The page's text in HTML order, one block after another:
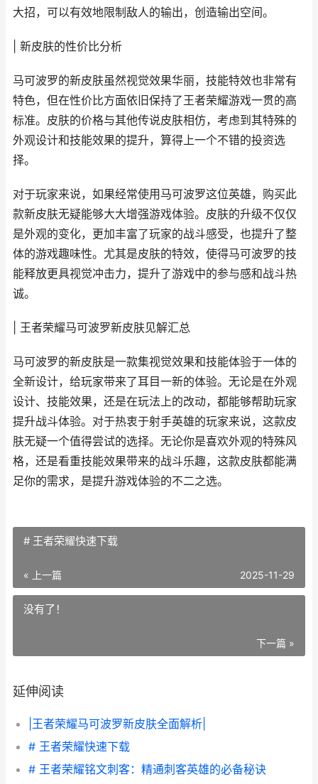
大招，可以有效地限制敌人的输出，创造输出空间。
| 新皮肤的性价比分析
马可波罗的新皮肤虽然视觉效果华丽，技能特效也非常有
特色，但在性价比方面依旧保持了王者荣耀游戏一贯的高
标准。皮肤的价格与其他传说皮肤相仿，考虑到其特殊的
外观设计和技能效果的提升，算得上一个不错的投资选
择。
对于玩家来说，如果经常使用马可波罗这位英雄，购买此
款新皮肤无疑能够大大增强游戏体验。皮肤的升级不仅仅
是外观的变化，更加丰富了玩家的战斗感受，也提升了整
体的游戏趣味性。尤其是皮肤的特效，使得马可波罗的技
能释放更具视觉冲击力，提升了游戏中的参与感和战斗热
诚。
| 王者荣耀马可波罗新皮肤见解汇总
马可波罗的新皮肤是一款集视觉效果和技能体验于一体的
全新设计，给玩家带来了耳目一新的体验。无论是在外观
设计、技能效果，还是在玩法上的改动，都能够帮助玩家
提升战斗体验。对于热衷于射手英雄的玩家来说，这款皮
肤无疑一个值得尝试的选择。无论你是喜欢外观的特殊风
格，还是看重技能效果带来的战斗乐趣，这款皮肤都能满
足你的需求，是提升游戏体验的不二之选。
# 王者荣耀快速下载
« 上一篇 2025-11-29
没有了！
下一篇 »
延伸阅读
|王者荣耀马可波罗新皮肤全面解析|
# 王者荣耀快速下载
# 王者荣耀铭文刺客：精通刺客英雄的必备秘诀